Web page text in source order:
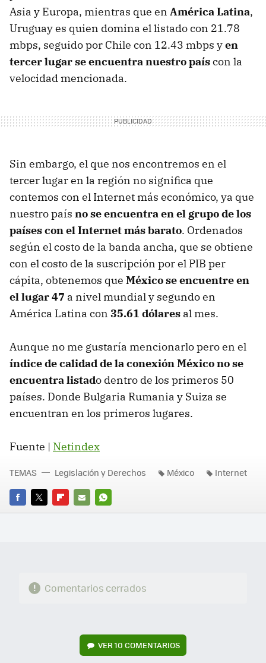
Asia y Europa, mientras que en América Latina,
Uruguay es quien domina el listado con 21.78
mbps, seguido por Chile con 12.43 mbps yen
tercer lugar se encuentra nuestro paíscon la
velocidad mencionada.
Sin embargo, el que nos encontremos en el
tercer lugar en la región no significa que
contemos con el Internet más económico, ya que
nuestro país no se encuentra en el grupo de los
países con el Internet más barato. Ordenados
según el costo de la banda ancha, que se obtiene
con el costo de la suscripción por el PIB per
cápita, obtenemos que México se encuentre en
el lugar 47 a nivel mundial y segundo en
América Latina con 35.61 dólares al mes.
Aunque no me gustaría mencionarlo pero en el
índice de calidad de la conexión México no se
encuentra listado dentro de los primeros 50
países. Donde Bulgaria Rumania y Suiza se
encuentran en los primeros lugares.
Fuente | Netindex
FACEBOOK
TWITTERFLIPBOARD
E-
WHATSAPP
TEMAS Legislación y Derechos México Internet
Comentarios cerrados
VER10 COMENTARIOS